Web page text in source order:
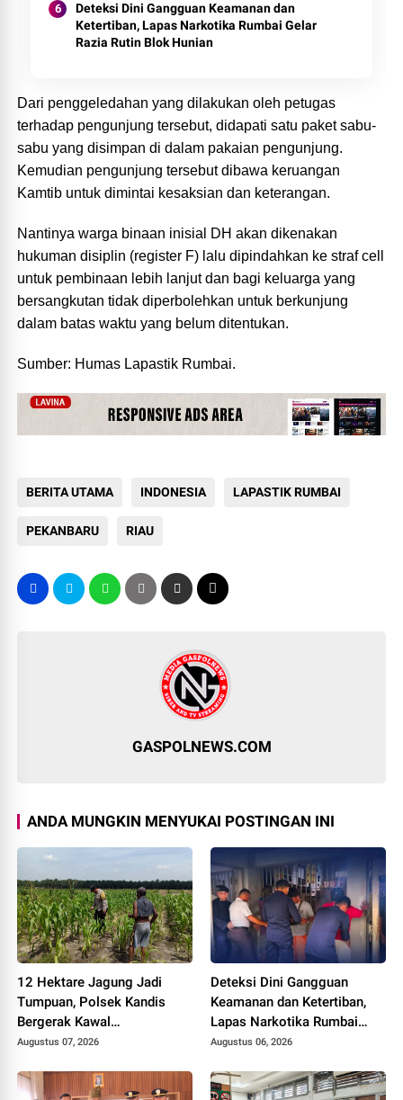
Deteksi Dini Gangguan Keamanan dan
Ketertiban, Lapas Narkotika Rumbai Gelar
Razia Rutin Blok Hunian
Dari penggeledahan yang dilakukan oleh petugas
terhadap pengunjung tersebut, didapati satu paket sabu-
sabu yang disimpan di dalam pakaian pengunjung.
Kemudian pengunjung tersebut dibawa keruangan
Kamtib untuk dimintai kesaksian dan keterangan.
Nantinya warga binaan inisial DH akan dikenakan
hukuman disiplin (register F) lalu dipindahkan ke straf cell
untuk pembinaan lebih lanjut dan bagi keluarga yang
bersangkutan tidak diperbolehkan untuk berkunjung
dalam batas waktu yang belum ditentukan.
Sumber: Humas Lapastik Rumbai.
BERITA UTAMA INDONESIA LAPASTIK RUMBAI
PEKANBARU RIAU
GASPOLNEWS.COM
ANDA MUNGKIN MENYUKAI POSTINGAN INI
12 Hektare Jagung Jadi
Tumpuan, Polsek Kandis
Bergerak Kawal
Swasembada Pangan
Augustus 07, 2026
Deteksi Dini Gangguan
Keamanan dan Ketertiban,
Lapas Narkotika Rumbai
Gelar Razia Rutin Blok
Augustus 06, 2026